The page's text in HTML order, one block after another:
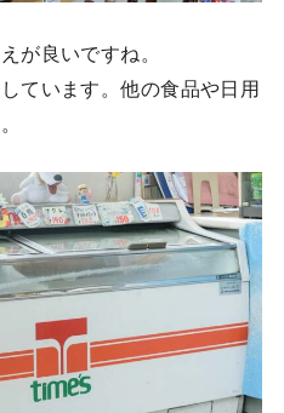
が良いですね。
ています。他の食品や日用